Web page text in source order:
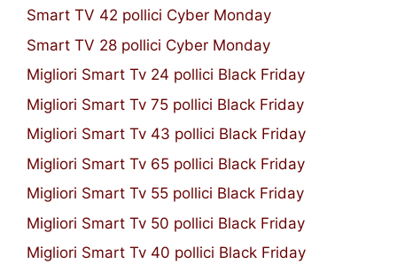
Smart TV 42 pollici Cyber Monday
Smart TV 28 pollici Cyber Monday
Migliori Smart Tv 24 pollici Black Friday
Migliori Smart Tv 75 pollici Black Friday
Migliori Smart Tv 43 pollici Black Friday
Migliori Smart Tv 65 pollici Black Friday
Migliori Smart Tv 55 pollici Black Friday
Migliori Smart Tv 50 pollici Black Friday
Migliori Smart Tv 40 pollici Black Friday